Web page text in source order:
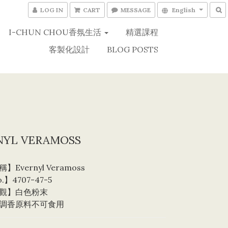
LOG IN CART MESSAGE English
I-CHUN CHOU香氛生活
精選課程
客製化設計
BLOG POSTS
VERAMOSS
稱】Evernyl Veramoss
】4707-47-5
】白色粉末
香原料不可食用